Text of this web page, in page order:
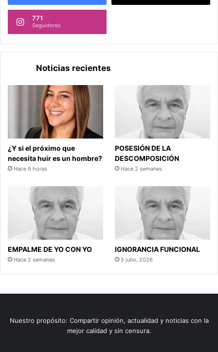
771
Seguidores
Noticias recientes
¿Y si el próximo que
necesita huir es un hombre?
Hace 6 horas
POSESIÓN DE LA
DESCOMPOSICIÓN
Hace 2 semanas
EMPALME DE YO CON YO
Hace 2 semanas
IGNORANCIA FUNCIONAL
5 julio, 2026
Nuestro propósito: Compartir opinión, actualidad y noticias con la
mejor calidad y sin censura.